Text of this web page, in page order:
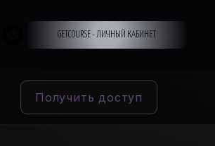
GETCOURSE - ЛИЧНЫЙ КАБИНЕТ
Получить доступ